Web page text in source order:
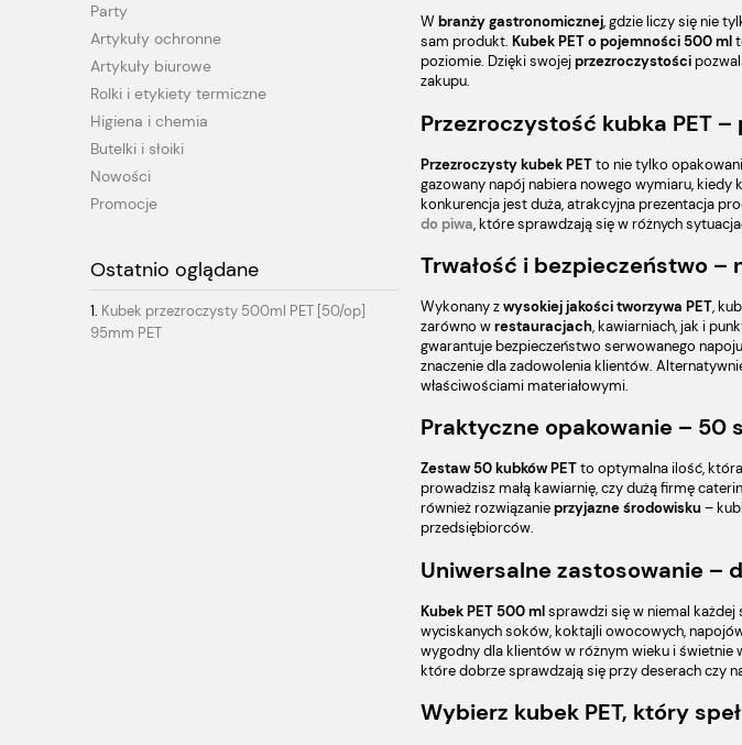
Party
Artykuły ochronne
Artykuły biurowe
Rolki i etykiety termiczne
Higiena i chemia
Butelki i słoiki
Nowości
Promocje
Ostatnio oglądane
Kubek przezroczysty 500ml PET [50/op]
95mm PET
Wbranży gastronomicznej, gdzie liczy się nie
sam produkt. Kubek PET o pojemności 500 ml
poziomie. Dzięki swojejprzezroczystości
zakupu.
Przezroczystość kubka PET
Przezroczysty kubek PETto nie tylko
gazowany napój nabiera nowego wymiaru,
konkurencja jest duża, atrakcyjna prezentacja
do piwa, które sprawdzają się w różnych
Trwałość i bezpieczeństwo
Wykonany zwysokiej jakości tworzywa PET,
zarówno wrestauracjach, kawiarniach, jak i
gwarantuje bezpieczeństwo serwowanego
znaczenie dla zadowolenia klientów.
właściwościami materiałowymi.
Praktyczne opakowanie – 50
Zestaw 50 kubków PETto optymalna ilość,
prowadzisz małą kawiarnię, czy dużą firmę
również rozwiązanieprzyjazne środowisku –
przedsiębiorców.
Uniwersalne zastosowanie –
Kubek PET 500 mlsprawdzi się w niemal
wyciskanych soków, koktajli owocowych,
wygodny dla klientów w różnym wieku i świetnie
które dobrze sprawdzają się przy deserach czy
Wybierz kubek PET, który